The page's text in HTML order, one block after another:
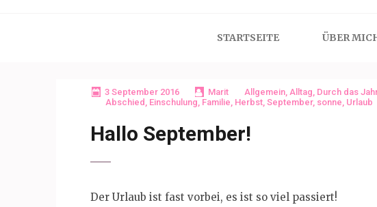
STARTSEITE ÜBER
3 September 2016 Marit Allgemein, Alltag, Durch das Jahr
Abschied , Einschulung, Familie, Herbst, September, sonne, Urlaub
Hallo September!
Der Urlaub ist fast vorbei, es ist so viel passiert!